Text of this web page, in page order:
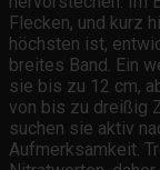
Flecken, und kurz
höchsten ist,
breites Band. Ein
sie bis zu 12 cm,
von bis zu dreißig
suchen sie aktiv
Aufmerksamkeit.